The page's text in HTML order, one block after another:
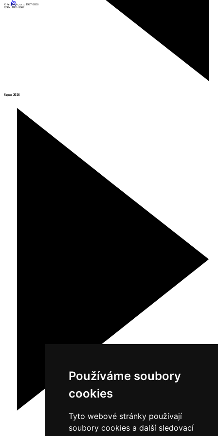
Používáme soubory
cookies
Tyto webové stránky používají
soubory cookies a další sledovací
Srpen 2026
© Archiweb, s.r.o. 1997-2026
ISSN: 1801-3902